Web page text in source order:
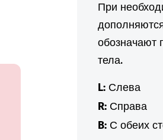
При
обозначают
тела.
L:Слева
R:Справа
B:С обеих